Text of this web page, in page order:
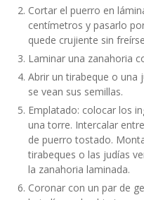
Cortar el puerro en
centímetros y pasarlo
quede crujiente sin
Laminar una zanahoria
Abrir un tirabeque o una
se vean sus semillas.
Emplatado: colocar los
una torre. Intercalar
de puerro tostado.
tirabeques o las judías
la zanahoria laminada.
Coronar con un par de